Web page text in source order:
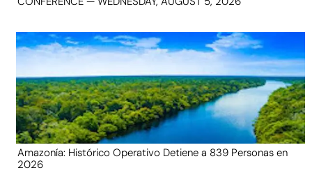
Amazonía: Histórico Operativo Detiene a 839 Personas en
2026